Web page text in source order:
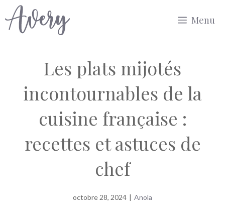
Aller
au
Menu
Les plats mijotés
incontournables de la
cuisine française :
recettes et astuces de
chef
octobre 28, 2024 | Anola